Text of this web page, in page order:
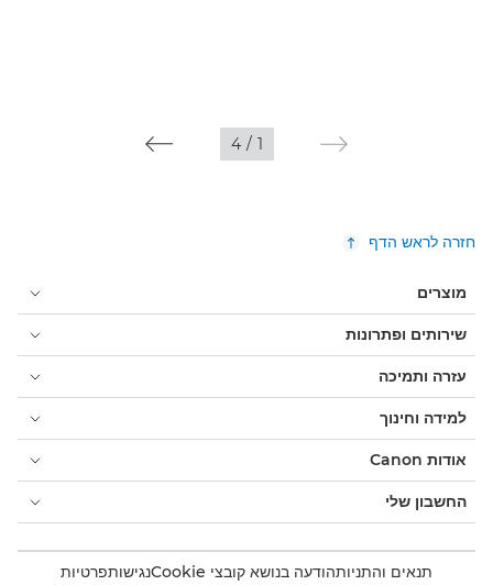
1
/
4
חזרה לראש הדף
מוצרים
שירותים ופתרונות
עזרה ותמיכה
למידה וחינוך
אודות Canon
החשבון שלי
תנאים והתניותהודעה בנושא קובצי Cookie נגישותפרטיות